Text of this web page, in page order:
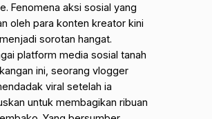
Fenomena aksi sosial yang
oleh para konten kreator kini
sorotan hangat.
platform media sosial tanah
ini, seorang vlogger
viral setelah ia
untuk membagikan ribuan